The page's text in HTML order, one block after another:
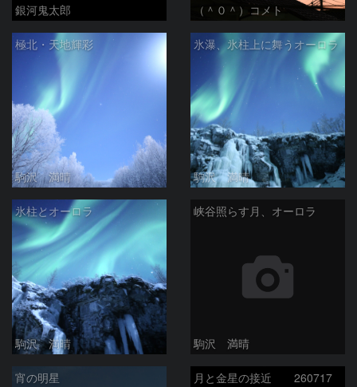
銀河鬼太郎 （＾０＾）コメト
極北・天地輝彩
駒沢 満晴
氷瀑、氷柱上に舞うオーロラ
駒沢 満晴
氷柱とオーロラ
駒沢 満晴
峡谷照らす月、オーロラ
駒沢 満晴
宵の明星 月と金星の接近 260717